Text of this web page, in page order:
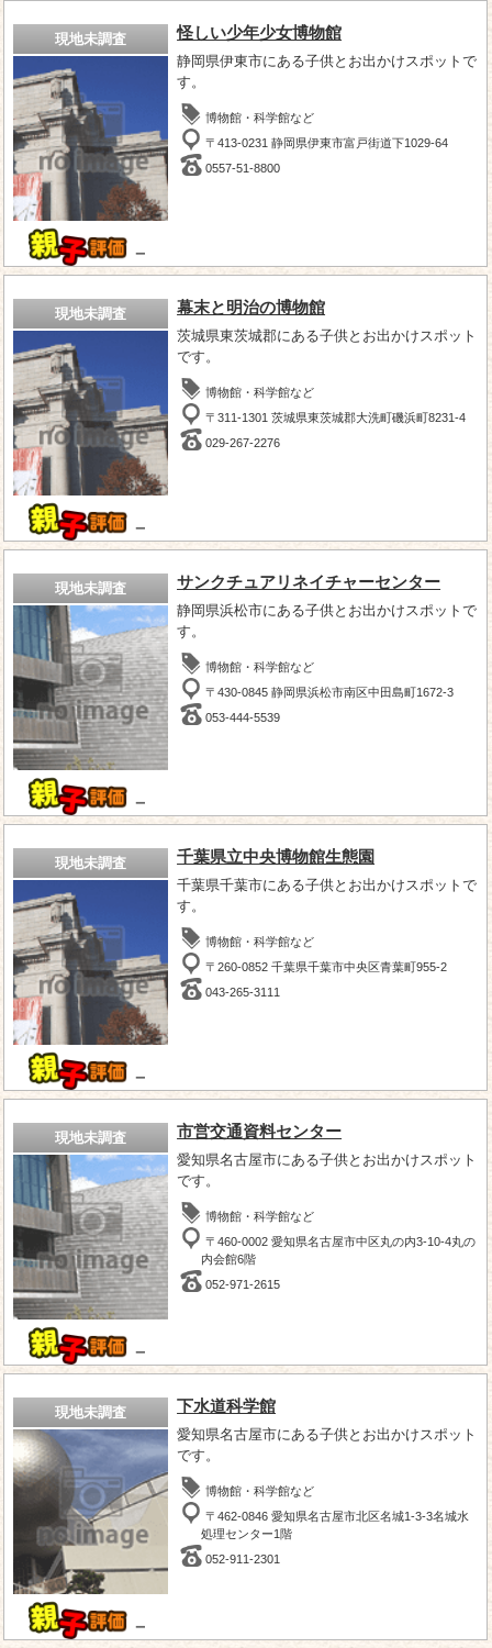
現地未調査
－
怪しい少年少女博物館
静岡県伊東市にある子供とお出かけスポットで
す。
博物館・科学館など
〒413-0231 静岡県伊東市富戸街道下1029-64
0557-51-8800
現地未調査
－
幕末と明治の博物館
茨城県東茨城郡にある子供とお出かけスポット
です。
博物館・科学館など
〒311-1301 茨城県東茨城郡大洗町磯浜町8231-4
029-267-2276
現地未調査
－
サンクチュアリネイチャーセンター
静岡県浜松市にある子供とお出かけスポットで
す。
博物館・科学館など
〒430-0845 静岡県浜松市南区中田島町1672-3
053-444-5539
現地未調査
－
千葉県立中央博物館生態園
千葉県千葉市にある子供とお出かけスポットで
す。
博物館・科学館など
〒260-0852 千葉県千葉市中央区青葉町955-2
043-265-3111
現地未調査
－
市営交通資料センター
愛知県名古屋市にある子供とお出かけスポット
です。
博物館・科学館など
〒460-0002 愛知県名古屋市中区丸の内3-10-4丸の
内会館6階
052-971-2615
現地未調査
－
下水道科学館
愛知県名古屋市にある子供とお出かけスポット
です。
博物館・科学館など
〒462-0846 愛知県名古屋市北区名城1-3-3名城水
処理センター1階
052-911-2301